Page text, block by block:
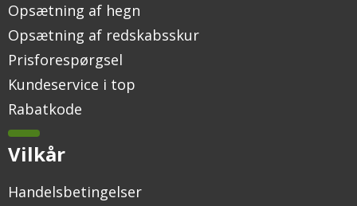
Opsætning af hegn
Opsætning af redskabsskur
Prisforespørgsel
Kundeservice i top
Rabatkode
Vilkår
Handelsbetingelser